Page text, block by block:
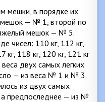
мешки, в порядке их
мешок — № 1, второй по
мешок — № 5.
чисел: 110 кг, 112 кг,
кг, 118 кг, 120 кг, 121 кг
двух самых легких
— из веса № 1 и № 3.
из двух самых
предпоследнее — из №